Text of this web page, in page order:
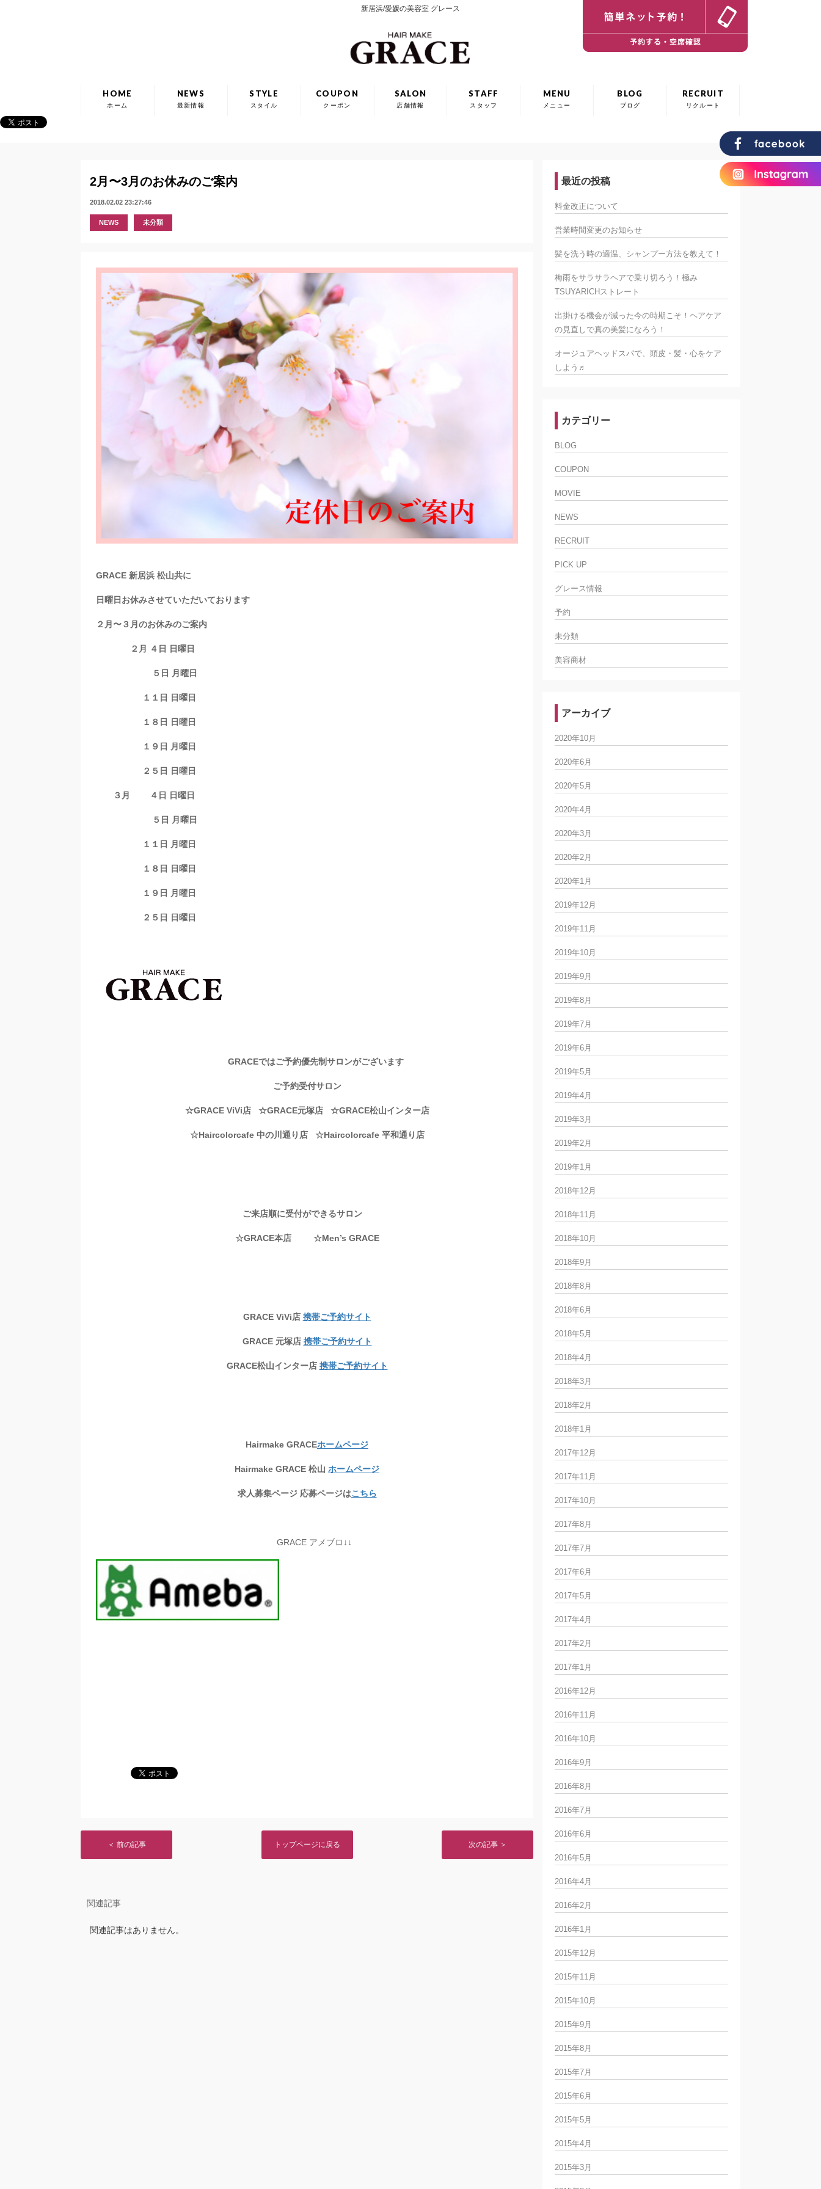
新居浜/愛媛の美容室 グレース
HOME
ホーム
NEWS
最新情報
STYLE
スタイル
COUPON
クーポン
SALON
店舗情報
STAFF
スタッフ
MENU
メニュー
BLOG
ブログ
RECRUIT
リクルート
2月〜3月のお休みのご案内
2018.02.02 23:27:46
NEWS 未分類
GRACE 新居浜 松山共に
日曜日お休みさせていただいております
２月〜３月のお休みのご案内
２月 ４日 日曜日
５日 月曜日
１１日 日曜日
１８日 日曜日
１９日 月曜日
２５日 日曜日
３月 ４日 日曜日
５日 月曜日
１１日 月曜日
１８日 日曜日
１９日 月曜日
２５日 日曜日
GRACEではご予約優先制サロンがございます
ご予約受付サロン
☆GRACE ViVi店 ☆GRACE元塚店 ☆GRACE松山インター店
☆Haircolorcafe 中の川通り店 ☆Haircolorcafe 平和通り店
ご来店順に受付ができるサロン
☆GRACE本店 ☆Men’s GRACE
GRACE ViVi店 携帯ご予約サイト
GRACE 元塚店 携帯ご予約サイト
GRACE松山インター店 携帯ご予約サイト
Hairmake GRACEホームページ
Hairmake GRACE 松山 ホームページ
求人募集ページ 応募ページはこちら
GRACE アメブロ↓↓
＜ 前の記事 トップページに戻る 次の記事 ＞
関連記事
関連記事はありません。
最近の投稿
料金改正について
営業時間変更のお知らせ
髪を洗う時の適温、シャンプー方法を教えて！
梅雨をサラサラヘアで乗り切ろう！極み
TSUYARICHストレート
出掛ける機会が減った今の時期こそ！ヘアケア
の見直しで真の美髪になろう！
オージュアヘッドスパで、頭皮・髪・心をケア
しよう♬
カテゴリー
BLOG
COUPON
MOVIE
NEWS
RECRUIT
PICK UP
グレース情報
予約
未分類
美容商材
アーカイブ
2020年10月
2020年6月
2020年5月
2020年4月
2020年3月
2020年2月
2020年1月
2019年12月
2019年11月
2019年10月
2019年9月
2019年8月
2019年7月
2019年6月
2019年5月
2019年4月
2019年3月
2019年2月
2019年1月
2018年12月
2018年11月
2018年10月
2018年9月
2018年8月
2018年6月
2018年5月
2018年4月
2018年3月
2018年2月
2018年1月
2017年12月
2017年11月
2017年10月
2017年8月
2017年7月
2017年6月
2017年5月
2017年4月
2017年2月
2017年1月
2016年12月
2016年11月
2016年10月
2016年9月
2016年8月
2016年7月
2016年6月
2016年5月
2016年4月
2016年2月
2016年1月
2015年12月
2015年11月
2015年10月
2015年9月
2015年8月
2015年7月
2015年6月
2015年5月
2015年4月
2015年3月